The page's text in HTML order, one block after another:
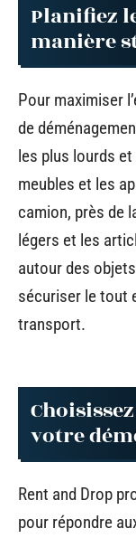
Planifiez
manière
Pour maximiser
de
les plus lourds
meubles et les
camion, près de
légers et les
autour des
sécuriser le tout
transport.
votre
Rent and Drop
pour répondre